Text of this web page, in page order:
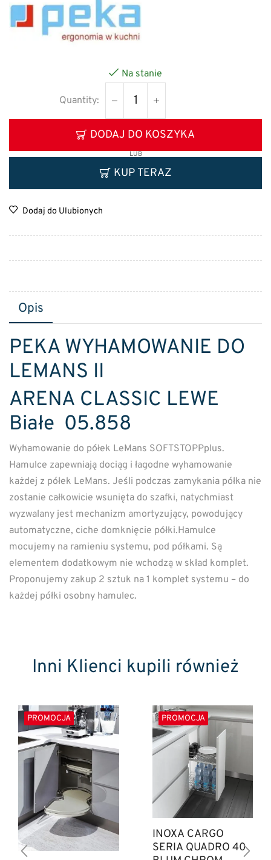
Na stanie
DODAJ DO KOSZYKA
LUB
KUP TERAZ
Dodaj do Ulubionych
Opis
PEKA WYHAMOWANIE DO
LEMANS II
ARENA CLASSIC LEWE
Białe 05.858
Wyhamowanie do półek LeMans SOFTSTOPPplus.
Hamulce zapewniają dociąg i łagodne wyhamowanie
każdej z półek LeMans. Jeśli podczas zamykania półka nie
zostanie całkowicie wsunięta do szafki, natychmiast
wyzwalany jest mechanizm amortyzujący, powodujący
automatyczne, ciche domknięcie półki.Hamulce
mocujemy na ramieniu systemu, pod półkami. Są
elementem dodatkowym nie wchodzą w skład komplet.
Proponujemy zakup 2 sztuk na 1 komplet systemu – do
każdej półki osobny hamulec.
Inni Klienci kupili również
PROMOCJA PROMOCJA
INOXA CARGO
SERIA QUADRO 40